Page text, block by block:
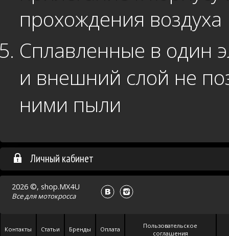
прохождения воздуха
Сплавленные в один
и внешний слой не
ними пыли
Личный кабинет
2026 ©, shop.MX4U
Все длямотокросса
Контакты Статьи Бренды Оплата
Пользовательское
соглашения